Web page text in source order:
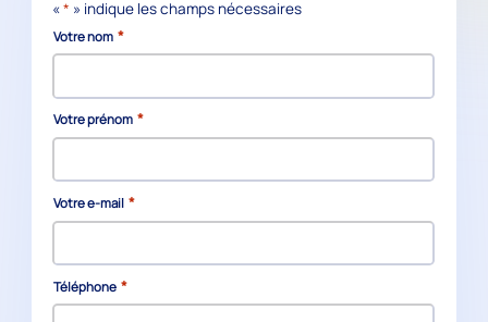
«* » indique les champs nécessaires
Votre nom *
Votre prénom *
Votre e-mail *
Téléphone *